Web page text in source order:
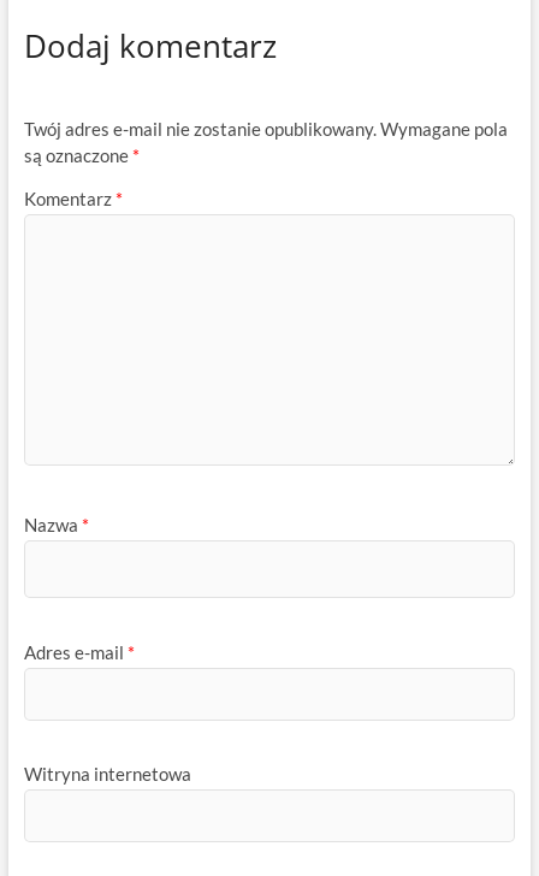
Dodaj komentarz
Twój adres e-mail nie zostanie opublikowany.Wymagane pola
są oznaczone *
Komentarz *
Nazwa *
Adres e-mail *
Witryna internetowa